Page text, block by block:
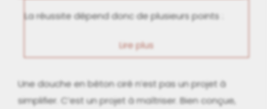
La réussite dépend donc de plusieurs points :
Lire plus
Une douche en béton ciré n’est pas un projet à
simplifier. C’est un projet à maîtriser. Bien conçue,